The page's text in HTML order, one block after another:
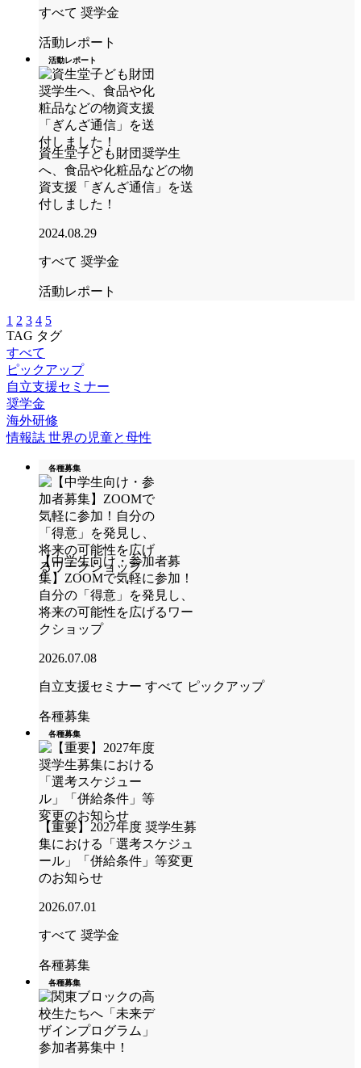
すべて 奨学金
活動レポート
活動レポート
資生堂子ども財団奨学生
へ、食品や化粧品などの物
資支援「ぎんざ通信」を送
付しました！
2024.08.29
すべて 奨学金
活動レポート
1 2 3 4 5
TAG タグ
すべて
ピックアップ
自立支援セミナー
奨学金
海外研修
情報誌 世界の児童と母性
各種募集
【中学生向け・参加者募
集】ZOOMで気軽に参加！
自分の「得意」を発見し、
将来の可能性を広げるワー
クショップ
2026.07.08
自立支援セミナー すべて ピックアップ
各種募集
各種募集
【重要】2027年度 奨学生募
集における「選考スケジュ
ール」「併給条件」等変更
のお知らせ
2026.07.01
すべて 奨学金
各種募集
各種募集